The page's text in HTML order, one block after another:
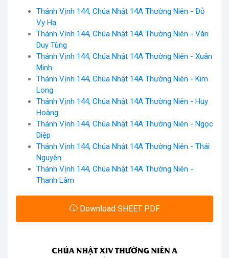
Thánh Vịnh 144, Chúa Nhật 14A Thường Niên - Đỗ
Vy Hạ
Thánh Vịnh 144, Chúa Nhật 14A Thường Niên - Văn
Duy Tùng
Thánh Vịnh 144, Chúa Nhật 14A Thường Niên - Xuân
Minh
Thánh Vịnh 144, Chúa Nhật 14A Thường Niên - Kim
Long
Thánh Vịnh 144, Chúa Nhật 14A Thường Niên - Huy
Hoàng
Thánh Vịnh 144, Chúa Nhật 14A Thường Niên - Ngọc
Diệp
Thánh Vịnh 144, Chúa Nhật 14A Thường Niên - Thái
Nguyên
Thánh Vịnh 144, Chúa Nhật 14A Thường Niên -
Thanh Lâm
Download SHEET PDF